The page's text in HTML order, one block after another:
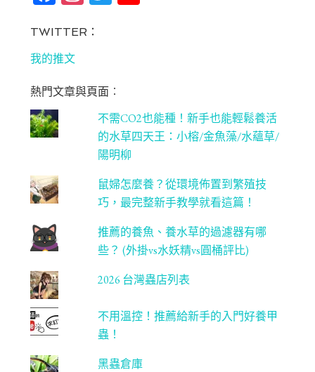
bo
ok
ag
m
C
ha
n
ne
l
TWITTER：
我的推文
熱門文章與頁面︰
不需CO2也能種！新手也能輕鬆養活
的水草四天王：小榕/金魚藻/水蘊草/
陽明柳
鼠婦怎麼養？從環境佈置到繁殖技
巧，最完整新手教學就看這篇！
推薦的養魚、養水草的過濾器有哪
些？ (外掛vs水妖精vs圓桶評比)
2026 台灣蟲店列表
不用溫控！推薦給新手的入門好養甲
蟲！
黑蟲倉庫